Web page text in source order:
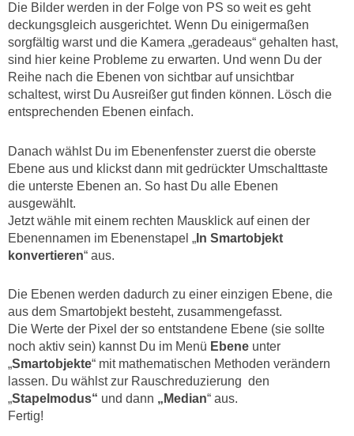
Die Bilder werden in der Folge von PS so weit es geht
deckungsgleich ausgerichtet. Wenn Du einigermaßen
sorgfältig warst und die Kamera „geradeaus“ gehalten hast,
sind hier keine Probleme zu erwarten. Und wenn Du der
Reihe nach die Ebenen von sichtbar auf unsichtbar
schaltest, wirst Du Ausreißer gut finden können. Lösch die
entsprechenden Ebenen einfach.
Danach wählst Du im Ebenenfenster zuerst die oberste
Ebene aus und klickst dann mit gedrückter Umschalttaste
die unterste Ebenen an. So hast Du alle Ebenen
ausgewählt.
Jetzt wähle mit einem rechten Mausklick auf einen der
Ebenennamen im Ebenenstapel „ In Smartobjekt
konvertieren“ aus.
Die Ebenen werden dadurch zu einer einzigen Ebene, die
aus dem Smartobjekt besteht, zusammengefasst.
Die Werte der Pixel der so entstandene Ebene (sie sollte
noch aktiv sein) kannst Du im Menü Ebene unter
„Smartobjekte“ mit mathematischen Methoden verändern
lassen. Du wählst zur Rauschreduzierung den
„Stapelmodus“ und dann „Median“ aus.
Fertig!